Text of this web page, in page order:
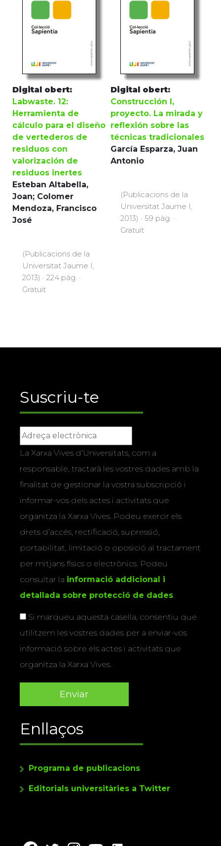
Digital obert:
Labwaste. 12:
Herramienta de
cálculo para el diseño
de vertederos de
residuos con
valorización de
residuos inertes
Esteban Altabella, Joan;
Colomer Mendoza,
Francisco José
2013) · 224 pàg. ·
Gratuït
Digital obert:
Construcción I,
proyecto. La mirada y
reflexión sobre las
técnicas tradicionales
García Esparza, Juan
Antonio
Universitat Jaume I,
2013) · 59 pàg. ·
Gratuït
La Xarxa Vives d’Universitats, com a
responsable, tractarà les vostres dades amb la
finalitat de gestionar la vostra subscripció i
informar-vos dels actes i activitats que
organitza la Xarxa Vives. Podeu exercir els
drets d’accés, rectificació, supressió,
portabilitat, limitació o oposició al tractament
per mitjans físics o electrònics. Podeu
consultar la
informació addicional i
detallada sobre protecció de dades
Si marqueu aquesta casella, consentiu que
utilitzem les vostres dades per a enviar-vos
informació sobre els actes i activitats que
organitza la Xarxa Vives.
Enllaços
Programa de publicacions
Editorials universitàries a Twitter